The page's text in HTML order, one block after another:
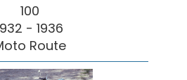
100
- 1936
Route